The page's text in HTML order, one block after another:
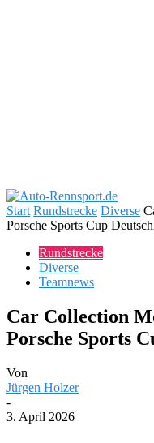
Start Rundstrecke Diverse
Porsche Sports Cup
Rundstrecke
Diverse
Teamnews
Car Collection
Porsche Sports
Von
Jürgen Holzer
-
3. April 2026